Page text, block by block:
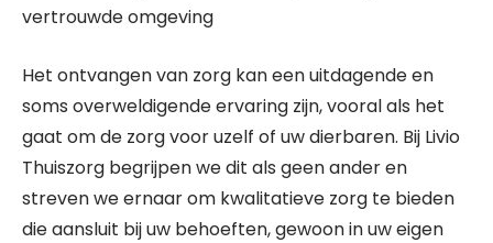
vertrouwde omgeving
Het ontvangen van zorg kan een uitdagende en
soms overweldigende ervaring zijn, vooral als het
gaat om de zorg voor uzelf of uw dierbaren. Bij Livio
Thuiszorg begrijpen we dit als geen ander en
streven we ernaar om kwalitatieve zorg te bieden
die aansluit bij uw behoeften, gewoon in uw eigen